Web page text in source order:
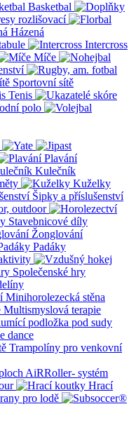
Basketbal
rozlišovací
Házená
Intercross
Míče
Sportovní sítě
Tenis
polo
Plavání
Kulečník
Kuželky
Šipky a příslušenství
outdoor
Stavebnicové díly
Žonglování
Padáky
Společenské hry
Minihorolezecká stěna
Multismyslová terapie
podložka pod sudy
dance
Trampolíny pro venkovní
AiRRoller- systém
Hrací
pro lodě